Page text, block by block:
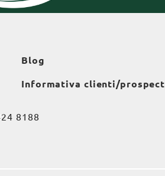
Blog
Informativa clienti/prospect
8188